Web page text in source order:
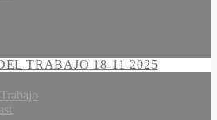
TRABAJO 18-11-2025